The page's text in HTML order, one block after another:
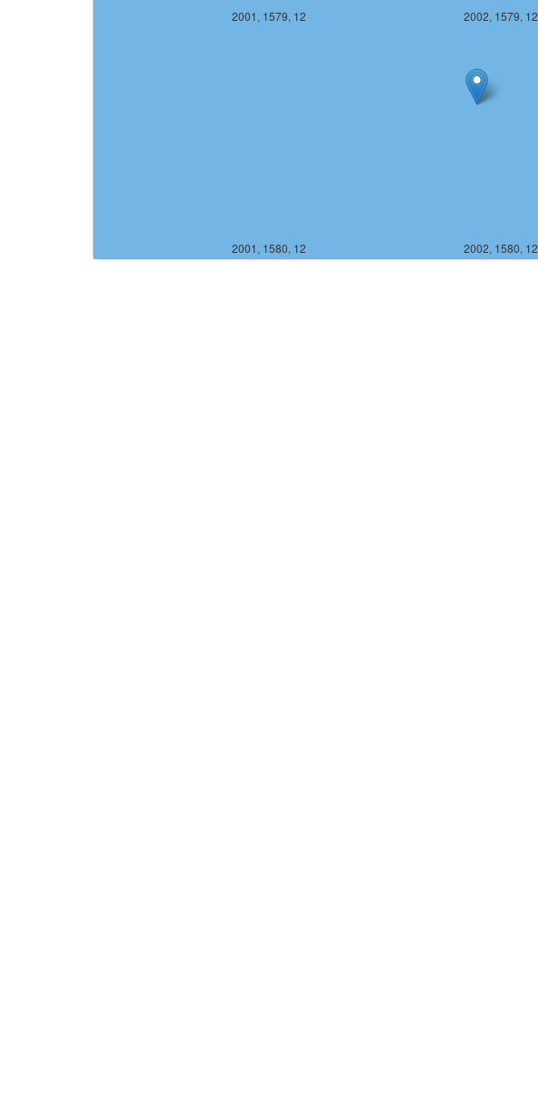
2001, 1579, 12 2002, 1579, 12
2001, 1580, 12 2002, 1580, 12